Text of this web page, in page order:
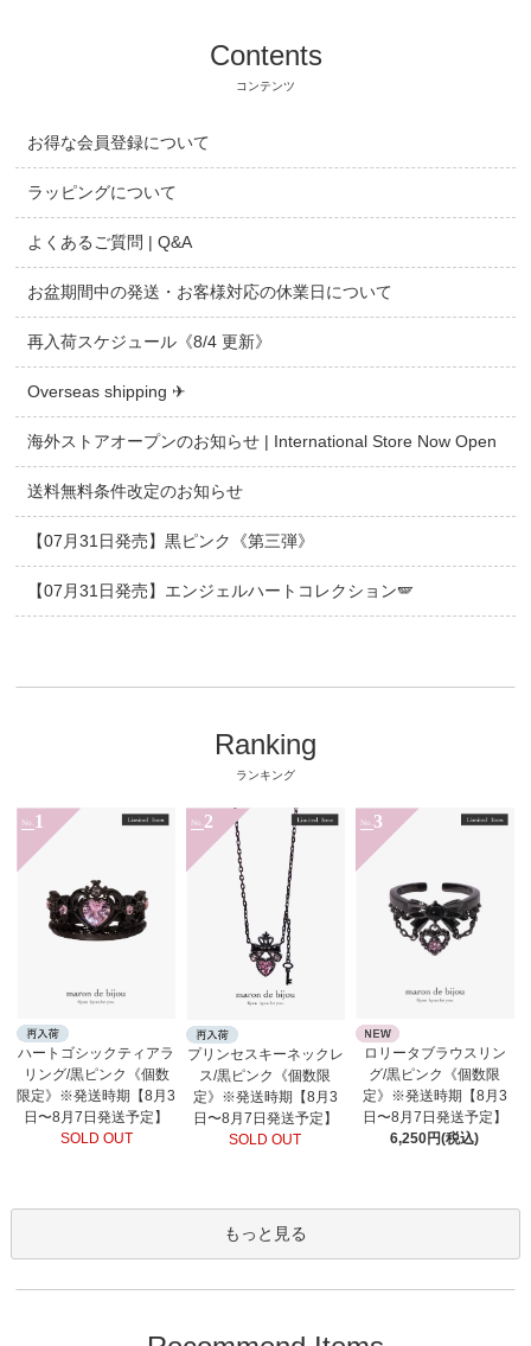
Contents
コンテンツ
お得な会員登録について
ラッピングについて
よくあるご質問 | Q&A
お盆期間中の発送・お客様対応の休業日について
再入荷スケジュール《8/4 更新》
Overseas shipping ✈
海外ストアオープンのお知らせ | International Store Now Open
送料無料条件改定のお知らせ
【07月31日発売】黒ピンク《第三弾》
【07月31日発売】エンジェルハートコレクション🪽
Ranking
ランキング
No. 1
ハートゴシックティアラ
リング/黒ピンク《個数
限定》※発送時期【8月3
日〜8月7日発送予定】
SOLD OUT
No. 2
プリンセスキーネックレ
ス/黒ピンク《個数限
定》※発送時期【8月3
日〜8月7日発送予定】
SOLD OUT
No. 3
ロリータブラウスリン
グ/黒ピンク《個数限
定》※発送時期【8月3
日〜8月7日発送予定】
6,250円(税込)
もっと見る